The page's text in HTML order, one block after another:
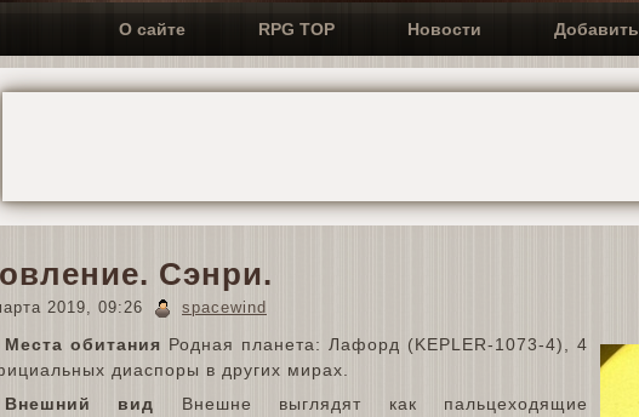
О сайте RPG TOP Новости Добавить
Сэнри.
2019, 09:26 spacewind
Места обитания Родная планета: Лафорд (KEPLER-1073-4), 4
диаспоры в других мирах.
Внешний вид Внешне выглядят как пальцеходящие